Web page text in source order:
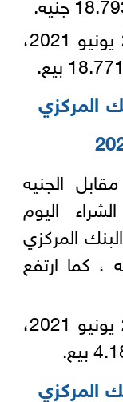
مقابل سعره أمس الأربعاء 23 يونيو 2021،
المركزي
الجنيه
اليوم
2021 في البنك المركزي
‏‏4.1649 جنيه ، كما ارتفع
مقابل سعره أمس الأربعاء 23 يونيو 2021،
المركزي